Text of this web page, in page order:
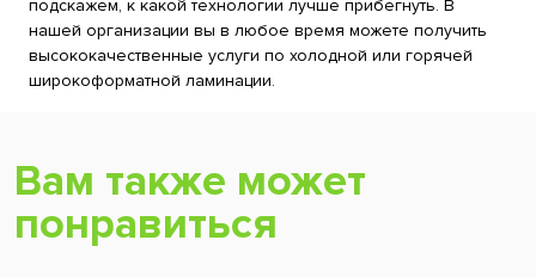
подскажем, к какой технологии лучше прибегнуть. В
нашей организации вы в любое время можете получить
высококачественные услуги по холодной или горячей
широкоформатной ламинации.
Вам также может
понравиться